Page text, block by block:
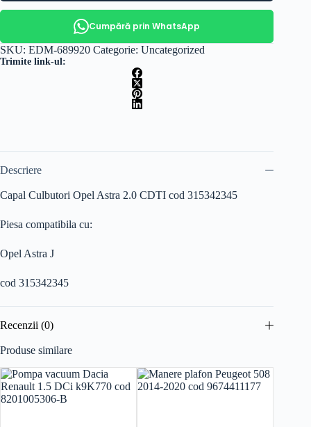
Cumpără prin WhatsApp
SKU: EDM-689920 Categorie: Uncategorized
Trimite link-ul:
Descriere
Capal Culbutori Opel Astra 2.0 CDTI cod 315342345
Piesa compatibila cu:
Opel Astra J
cod 315342345
Recenzii (0)
Produse similare